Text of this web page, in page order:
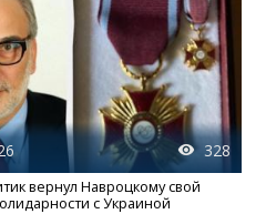
328
вернул Навроцкому свой
с Украиной